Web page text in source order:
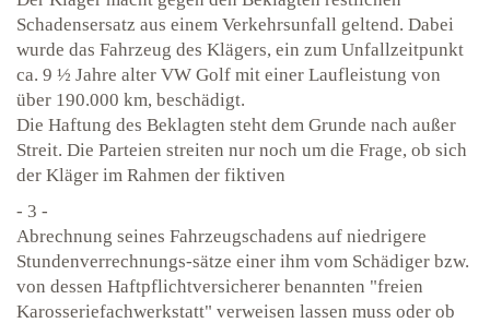
Schadensersatz aus einem Verkehrsunfall geltend. Dabei
wurde das Fahrzeug des Klägers, ein zum Unfallzeitpunkt
ca. 9 ½ Jahre alter VW Golf mit einer Laufleistung von
über 190.000 km, beschädigt.
Die Haftung des Beklagten steht dem Grunde nach außer
Streit. Die Parteien streiten nur noch um die Frage, ob sich
der Kläger im Rahmen der fiktiven
- 3 -
Abrechnung seines Fahrzeugschadens auf niedrigere
Stundenverrechnungs-sätze einer ihm vom Schädiger bzw.
von dessen Haftpflichtversicherer benannten "freien
Karosseriefachwerkstatt" verweisen lassen muss oder ob